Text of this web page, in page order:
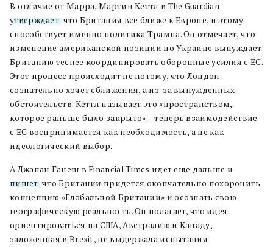
В отличие от Марра, Мартин Кеттл в The Guardian
утверждает, что Британия все ближе к Европе, и этому
способствует именно политика Трампа. Он отмечает, что
изменение американской позиции по Украине вынуждает
Британию теснее координировать оборонные усилия с ЕС.
Этот процесс происходит не потому, что Лондон
сознательно хочет сближения, а из-за вынужденных
обстоятельств. Кеттл называет это «пространством,
которое раньше было закрыто» – теперь взаимодействие
с ЕС воспринимается как необходимость, а не как
идеологический выбор.
А Джанан Ганеш в Financial Times идет еще дальше и
пишет, что Британии придется окончательно похоронить
концепцию «Глобальной Британии» и осознать свою
географическую реальность. Он полагает, что идея
ориентироваться на США, Австралию и Канаду,
заложенная в Brexit, не выдержала испытания